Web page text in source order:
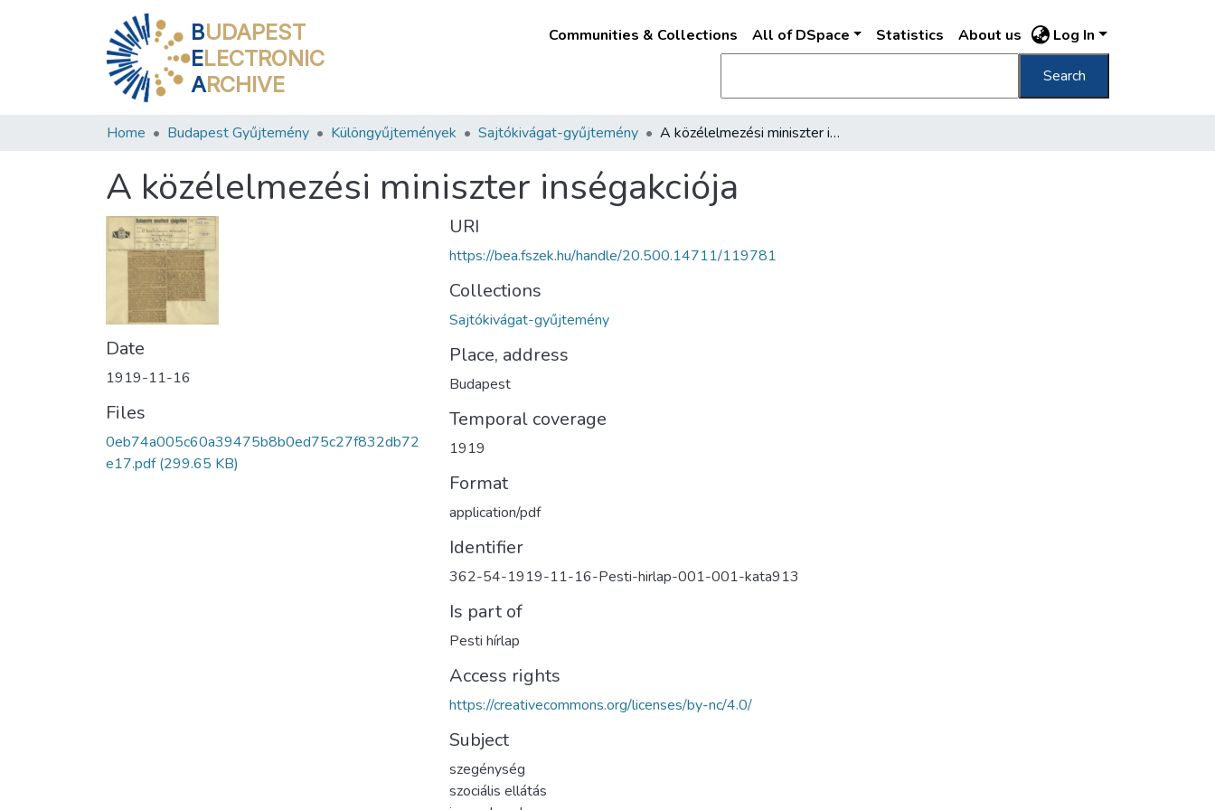
BUDAPEST
ELECTRONIC
ARCHIVE
Communities & Collections All of DSpace Statistics About us Log In
Search
Home Budapest Gyűjtemény Különgyűjtemények Sajtókivágat-gyűjtemény A közélelmezési miniszter inségakciója
A közélelmezési miniszter inségakciója
Date
1919-11-16
Files
0eb74a005c60a39475b8b0ed75c27f832db72
e17.pdf(299.65 KB)
URI
https://bea.fszek.hu/handle/20.500.14711/119781
Collections
Sajtókivágat-gyűjtemény
Place, address
Budapest
Temporal coverage
1919
Format
application/pdf
Identifier
362-54-1919-11-16-Pesti-hirlap-001-001-kata913
Is part of
Pesti hírlap
Access rights
https://creativecommons.org/licenses/by-nc/4.0/
Subject
szegénység
szociális ellátás